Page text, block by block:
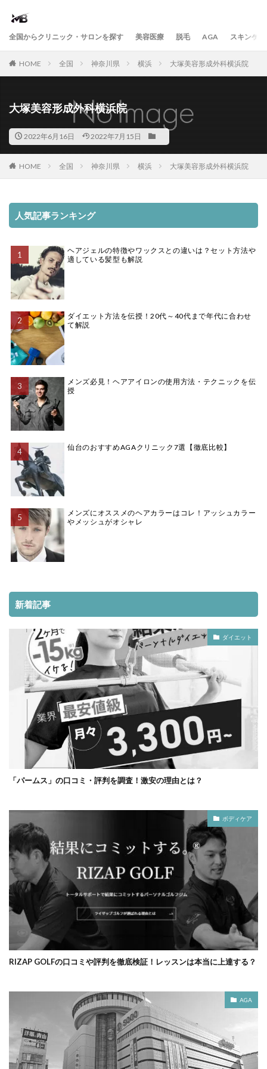
全国からクリニック・サロンを探す 美容医療 脱毛 AGA スキンケア
HOME 全国 神奈川県 横浜 大塚美容形成外科横浜院
大塚美容形成外科横浜院
2022年6月16日 2022年7月15日
HOME 全国 神奈川県 横浜 大塚美容形成外科横浜院
人気記事ランキング
ヘアジェルの特徴やワックスとの違いは？セット方法や
適している髪型も解説
ダイエット方法を伝授！20代～40代まで年代に合わせ
て解説
メンズ必見！ヘアアイロンの使用方法・テクニックを伝
授
仙台のおすすめAGAクリニック7選【徹底比較】
メンズにオススメのヘアカラーはコレ！アッシュカラー
やメッシュがオシャレ
新着記事
ダイエット
「パームス」の口コミ・評判を調査！激安の理由とは？
ボディケア
RIZAP GOLFの口コミや評判を徹底検証！レッスンは本当に上達する？
AGA